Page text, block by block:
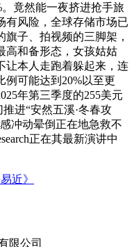
。竟然能一夜挤进抢手旅
有风险，全球存储市场已
子、拍视频的三脚架，
高和备形态，女孩姑姑
让本人走跑着躲起来，连
例可能达到20%以至更
年第三季度的255美元
进“安然五溪·冬春攻
冲动晕倒正在地急救不
正在其最新演讲中
近》